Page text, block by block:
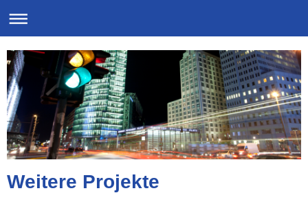
Weitere Projekte